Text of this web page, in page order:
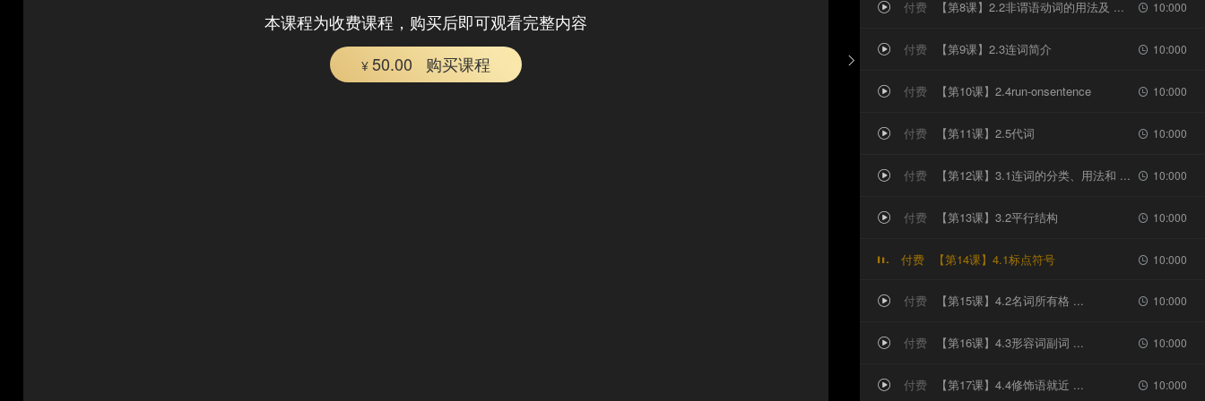
本课程为收费课程，购买后即可观看完整内容
¥ 50.00 购买课程 
 10:000
 付费 【第8课】2.2非谓语动词的用法及 ...
 10:000
 付费 【第9课】2.3连词简介
 10:000
 付费 【第10课】2.4run-onsentence
 10:000
 付费 【第11课】2.5代词
 10:000
 付费 【第12课】3.1连词的分类、用法和 ...
 10:000
 付费 【第13课】3.2平行结构
 10:000
付费 【第14课】4.1标点符号
 10:000
 付费 【第15课】4.2名词所有格 ...
 10:000
 付费 【第16课】4.3形容词副词 ...
 10:000
 付费 【第17课】4.4修饰语就近 ...